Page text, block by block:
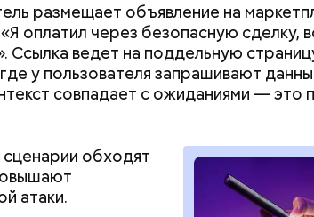
размещает объявление на
оплатил через безопасную сделку,
Ссылка ведет на поддельную
у пользователя запрашивают
совпадает с ожиданиями — это
обходят
атаки.